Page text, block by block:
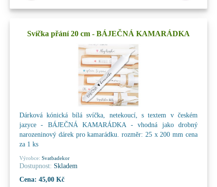
Svíčka přání 20 cm - BÁJEČNÁ KAMARÁDKA
Dárková kónická bílá svíčka, netekoucí, s textem v českém
jazyce - BÁJEČNÁ KAMARÁDKA - vhodná jako drobný
narozeninový dárek pro kamarádku. rozměr: 25 x 200 mm cena
za 1 ks
Výrobce: Svatbadekor
Dostupnost: Skladem
Cena: 45,00 Kč